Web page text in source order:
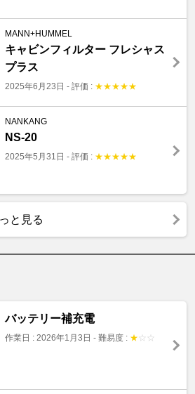
MANN+HUMMEL
キャビンフィルター フレシャス
プラス
2025年6月23日 - 評価 : ★★★★★
NANKANG
NS-20
2025年5月31日 - 評価 : ★★★★★
と見る
バッテリー補充電
作業日 : 2026年1月3日 - 難易度 : ★ ☆ ☆